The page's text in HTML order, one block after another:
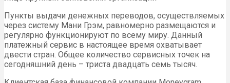
Пункты выдачи денежных переводов, осуществляемых
через систему Мани Грэм, равномерно размещаются и
регулярно функционируют по всему миру. Данный
платежный сервис в настоящее время охватывает
двести стран. Общее количество сервисных точек на
сегодняшний день – триста двадцать семь тысяч.